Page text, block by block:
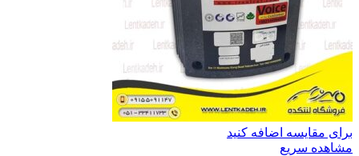
برای مقایسه اضافه کنید
مشاهده سریع